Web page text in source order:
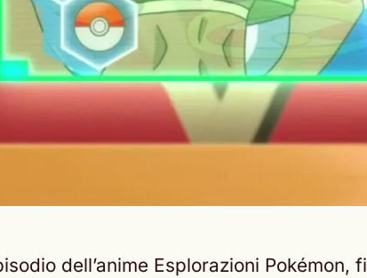
dell’anime Esplorazioni